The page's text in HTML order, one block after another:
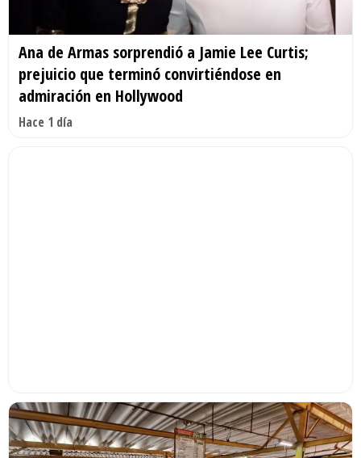
Ana de Armas sorprendió a Jamie Lee Curtis;
prejuicio que terminó convirtiéndose en
admiración en Hollywood
Hace 1 día